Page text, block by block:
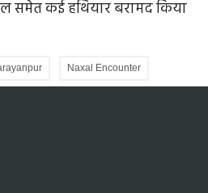
समेत कई हथियार बरामद किया
Naxal Encounter